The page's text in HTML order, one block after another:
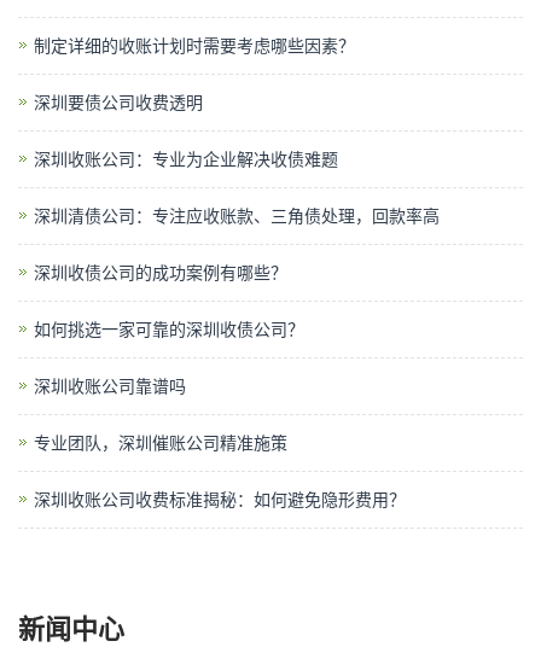
制定详细的收账计划时需要考虑哪些因素？
深圳要债公司收费透明
深圳收账公司：专业为企业解决收债难题
深圳清债公司：专注应收账款、三角债处理，回款率高
深圳收债公司的成功案例有哪些？
如何挑选一家可靠的深圳收债公司？
深圳收账公司靠谱吗
专业团队，深圳催账公司精准施策
深圳收账公司收费标准揭秘：如何避免隐形费用？
新闻中心